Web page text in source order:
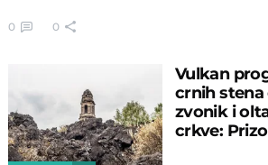
0 0
Vulkan
crnih stena
zvonik i
crkve: